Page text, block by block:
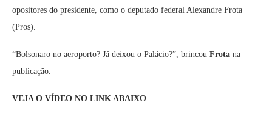
opositores do presidente, como o deputado federal Alexandre Frota
(Pros).
“Bolsonaro no aeroporto? Já deixou o Palácio?”, brincou Frota na
publicação.
VEJA O VÍDEO NO LINK ABAIXO